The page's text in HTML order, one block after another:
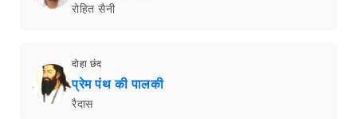
रोहित सैनी
दोहा छंद
प्रेम पंथ की पालकी
रैदास